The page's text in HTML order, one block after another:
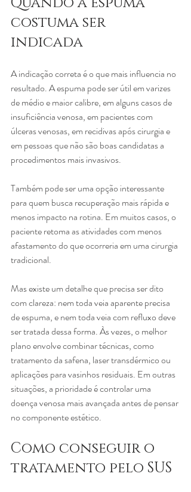
costuma ser
indicada
A indicação correta é o que mais influencia no
resultado. A espuma pode ser útil em varizes
de médio e maior calibre, em alguns casos de
insuficiência venosa, em pacientes com
úlceras venosas, em recidivas após cirurgia e
em pessoas que não são boas candidatas a
procedimentos mais invasivos.
Também pode ser uma opção interessante
para quem busca recuperação mais rápida e
menos impacto na rotina. Em muitos casos, o
paciente retoma as atividades com menos
afastamento do que ocorreria em uma cirurgia
tradicional.
Mas existe um detalhe que precisa ser dito
com clareza: nem toda veia aparente precisa
de espuma, e nem toda veia com refluxo deve
ser tratada dessa forma. Às vezes, o melhor
plano envolve combinar técnicas, como
tratamento da safena, laser transdérmico ou
aplicações para vasinhos residuais. Em outras
situações, a prioridade é controlar uma
doença venosa mais avançada antes de pensar
no componente estético.
Como conseguir o
tratamento pelo SUS